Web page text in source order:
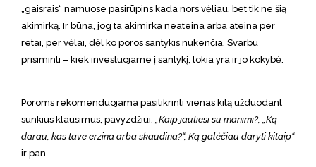
„gaisrais“ namuose pasirūpins kada nors vėliau, bet tik ne šią
akimirką. Ir būna, jog ta akimirka neateina arba ateina per
retai, per vėlai, dėl ko poros santykis nukenčia. Svarbu
prisiminti – kiek investuojame į santykį, tokia yra ir jo kokybė.
Poroms rekomenduojama pasitikrinti vienas kitą užduodant
sunkius klausimus, pavyzdžiui: „Kaip jautiesi su manimi?, „Ką
darau, kas tave erzina arba skaudina?“, Ką galėčiau daryti kitaip“
ir pan.